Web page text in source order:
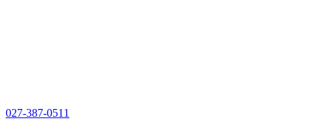
027-387-0511